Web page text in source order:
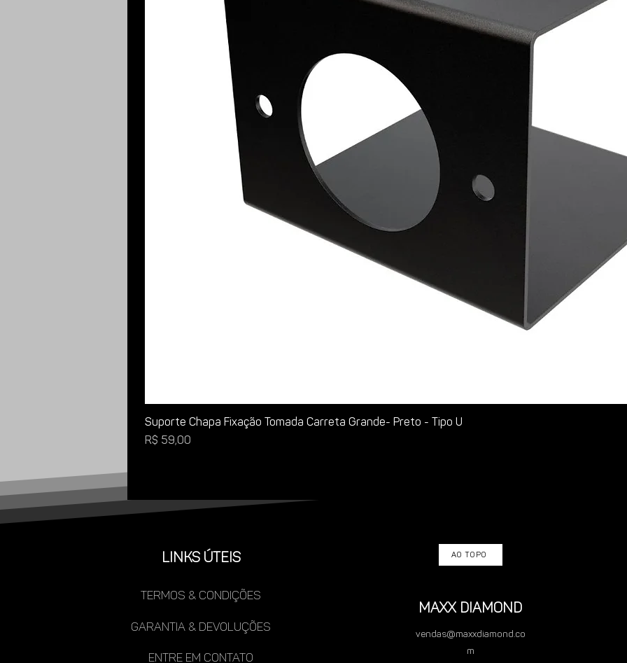
Suporte Chapa Fixação Tomada Carreta Grande- Preto - Tipo U
Preço
R$ 59,00
LINKS ÚTEIS
TERMOS & CONDIÇÕES
gARANTIA & DEVOLUÇÕES
ENTRE EM CONTATO
AO TOPO
MAXX DIAMOND
vendas@maxxdiamond.co
m